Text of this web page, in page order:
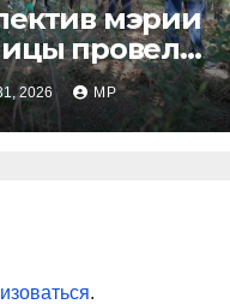
мэрии
провел
2026 MP
.